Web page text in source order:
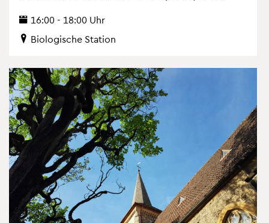
16:00 - 18:00 Uhr
Bio­lo­gi­sche Sta­ti­on